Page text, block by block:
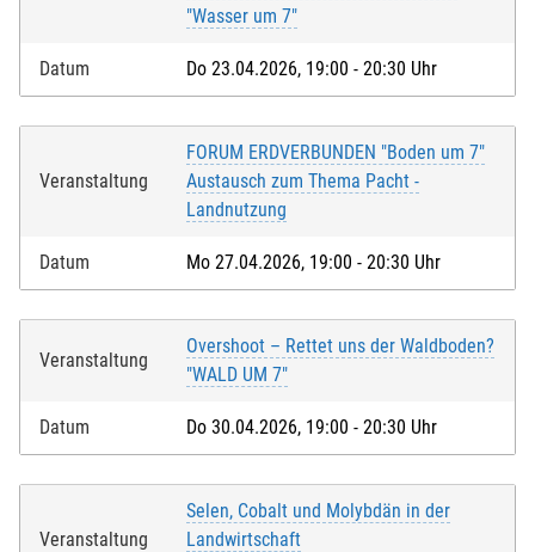
"Wasser um 7"
Datum Do 23.04.2026, 19:00 - 20:30 Uhr
Veranstaltung
FORUM ERDVERBUNDEN "Boden um 7"
Austausch zum Thema Pacht -
Landnutzung
Datum Mo 27.04.2026, 19:00 - 20:30 Uhr
Veranstaltung
Overshoot – Rettet uns der Waldboden?
"WALD UM 7"
Datum Do 30.04.2026, 19:00 - 20:30 Uhr
Veranstaltung
Selen, Cobalt und Molybdän in der
Landwirtschaft